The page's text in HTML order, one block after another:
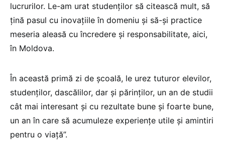
lucrurilor. Le-am urat studenților să citească mult, să
țină pasul cu inovațiile în domeniu și să-și practice
meseria aleasă cu încredere și responsabilitate, aici,
în Moldova.
În această primă zi de școală, le urez tuturor elevilor,
studenților, dascălilor, dar și părinților, un an de studii
cât mai interesant și cu rezultate bune și foarte bune,
un an în care să acumuleze experiențe utile și amintiri
pentru o viață”.